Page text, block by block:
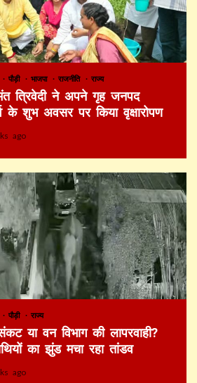
पौड़ी भाजपा राजनीति राज्य
त्रिवेदी ने अपने गृह जनपद
के शुभ अवसर पर किया वृक्षारोपण
ago
पौड़ी राज्य
या वन विभाग की लापरवाही?
का झुंड मचा रहा तांडव
ago